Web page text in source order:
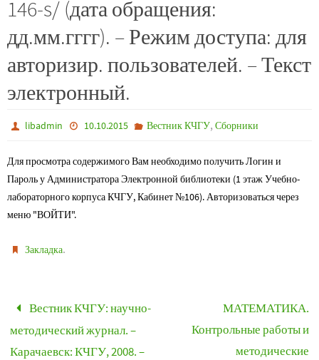
146-s/ (дата обращения:
дд.мм.гггг). – Режим доступа: для
авторизир. пользователей. – Текст
электронный.
libadmin 10.10.2015 Вестник КЧГУ, Сборники
Для просмотра содержимого Вам необходимо получить Логин и
Пароль у Администратора Электронной библиотеки (1 этаж Учебно-
лабораторного корпуса КЧГУ, Кабинет №106). Авторизоваться через
меню "ВОЙТИ".
Закладка.
Вестник КЧГУ: научно-
методический журнал. –
Карачаевск: КЧГУ, 2008. –
МАТЕМАТИКА.
Контрольные работы и
методические